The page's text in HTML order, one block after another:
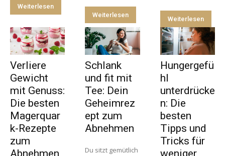
Weiterlesen
Weiterlesen
Weiterlesen
Verliere
Gewicht
mit Genuss:
Die besten
Magerquar
k-Rezepte
zum
Abnehmen
Schlank
und fit mit
Tee: Dein
Geheimrez
ept zum
Abnehmen
Du sitzt gemütlich
Hungergefü
hl
unterdrücke
n: Die
besten
Tipps und
Tricks für
weniger